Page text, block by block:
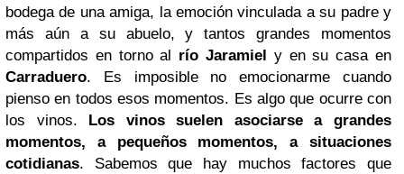
bodega de una amiga, la emoción vinculada a su padre y
más aún a su abuelo, y tantos grandes momentos
compartidos en torno al río Jaramiel y en su casa en
Carraduero.
Es imposible no emocionarme cuando
pienso en todos esos momentos. Es algo que ocurre con
los vinos. Los vinos suelen asociarse a grandes
momentos, a pequeños momentos, a situaciones
cotidianas. Sabemos que hay muchos factores que